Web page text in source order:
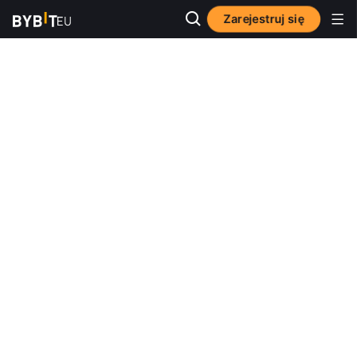
Zarejestruj się